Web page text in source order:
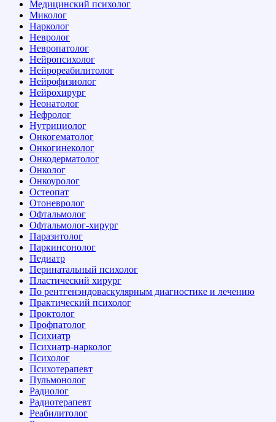
Медицинский психолог
Миколог
Нарколог
Невролог
Невропатолог
Нейропсихолог
Нейрореабилитолог
Нейрофизиолог
Нейрохирург
Неонатолог
Нефролог
Нутрициолог
Онкогематолог
Онкогинеколог
Онкодерматолог
Онколог
Онкоуролог
Остеопат
Отоневролог
Офтальмолог
Офтальмолог-хирург
Паразитолог
Паркинсонолог
Педиатр
Перинатальный психолог
Пластический хирург
По рентгенэндоваскулярным диагностике и лечению
Практический психолог
Проктолог
Профпатолог
Психиатр
Психиатр-нарколог
Психолог
Психотерапевт
Пульмонолог
Радиолог
Радиотерапевт
Реабилитолог